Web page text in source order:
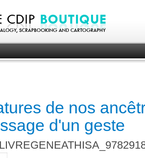
de nos
d'un geste